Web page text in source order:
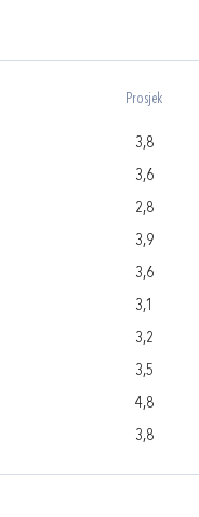
Prosjek
3,8
3,6
2,8
3,9
3,6
3,1
3,2
3,5
4,8
3,8